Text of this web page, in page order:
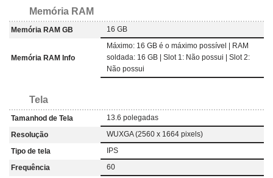
Memória RAM
Memória RAM GB 16 GB
Memória RAM Info
Máximo: 16 GB é o máximo possível | RAM
soldada: 16 GB | Slot 1: Não possui | Slot 2:
Não possui
Tela
Tamanhod de Tela
13.6 polegadas
Resolução
WUXGA (2560 x 1664 pixels)
Tipo de tela
IPS
Frequência
60